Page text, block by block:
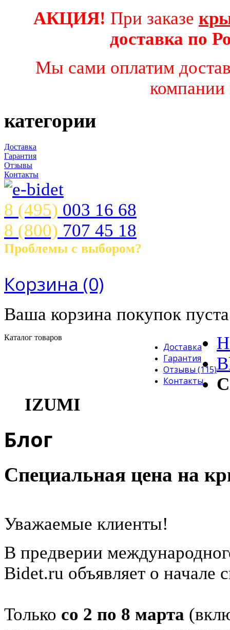
АКЦИЯ! При заказе
доставка по
Мы сами оплатим
компании
категории
Доставка
Гарантия
Отзывы
Контакты
8 (495) 003 16 68
8 (800) 707 45 18
Проблемы с выбором?
Корзина (0)
Ваша корзина покупок
Каталог товаров
Доставка
Гарантия
Отзывы (115)
Контакты
IZUMI
Блог
Специальная цена на
Уважаемые клиенты!
В предверии
Bidet.ru объявляет о начале
Только со 2 по 8 марта